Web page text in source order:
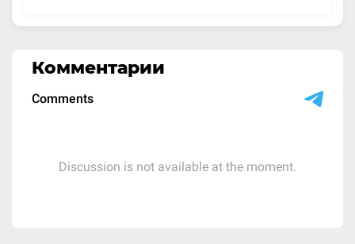
Комментарии